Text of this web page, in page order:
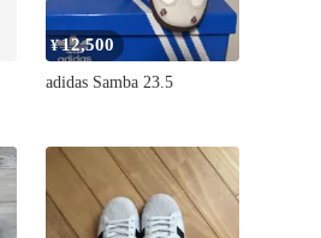
¥12,500
adidas Samba 23.5